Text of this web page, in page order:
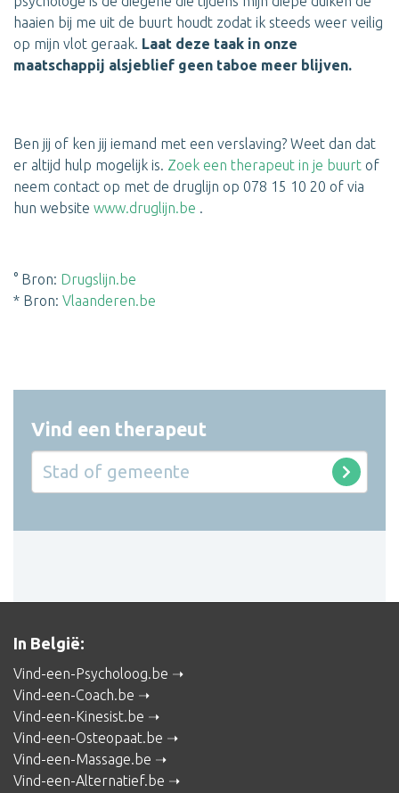
haaien bij me uit de buurt houdt zodat ik steeds weer veilig
op mijn vlot geraak. Laat deze taak in onze
maatschappij alsjeblief geen taboe meer blijven.
Ben jij of ken jij iemand met een verslaving? Weet dan dat
er altijd hulp mogelijk is. Zoek een therapeut in je buurt of
neem contact op met de druglijn op 078 15 10 20 of via
hun website www.druglijn.be .
° Bron: Drugslijn.be
* Bron: Vlaanderen.be
Vind een therapeut
In België:
Vind-een-Psycholoog.be
Vind-een-Coach.be
Vind-een-Kinesist.be
Vind-een-Osteopaat.be
Vind-een-Massage.be
Vind-een-Alternatief.be